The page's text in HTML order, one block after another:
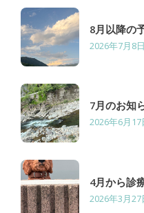
8月以降の
2026年7月8日
7月のお知
2026年6月17
4月から診
2026年3月27